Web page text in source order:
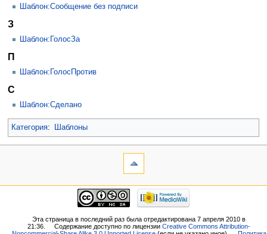
Шаблон:Сообщение без подписи
З
Шаблон:ГолосЗа
П
Шаблон:ГолосПротив
С
Шаблон:Сделано
Категория: Шаблоны
Эта страница в последний раз была отредактирована 7 апреля 2010 в
21:36.
Содержание доступно по лицензииCreative Commons Attribution-